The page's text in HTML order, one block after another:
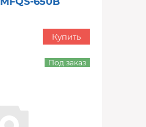
Купить
Под заказ